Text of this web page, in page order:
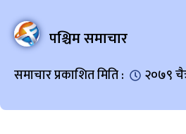
पश्चिम समाचार
समाचार प्रकाशित मिति : २०७९